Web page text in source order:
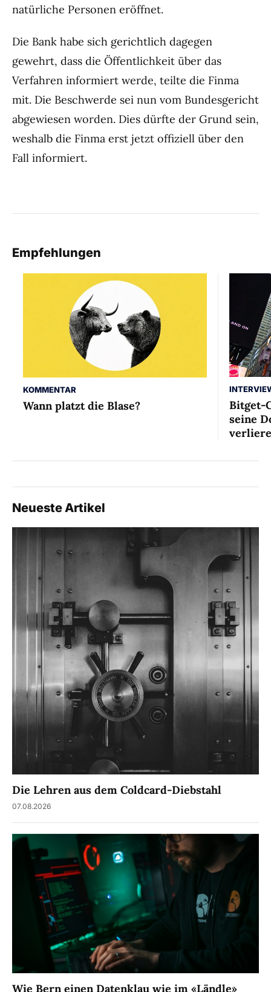
natürliche Personen eröffnet.
Die Bank habe sich gerichtlich dagegen
gewehrt, dass die Öffentlichkeit über das
Verfahren informiert werde, teilte die Finma
mit. Die Beschwerde sei nun vom Bundesgericht
abgewiesen worden. Dies dürfte der Grund sein,
weshalb die Finma erst jetzt offiziell über den
Fall informiert.
Empfehlungen
KOMMENTAR
Wann platzt die Blase?
Bitget-
seine
Neueste Artikel
Die Lehren aus dem Coldcard-Diebstahl
07.08.2026
Wie Bern einen Datenklau wie im «Ländle»